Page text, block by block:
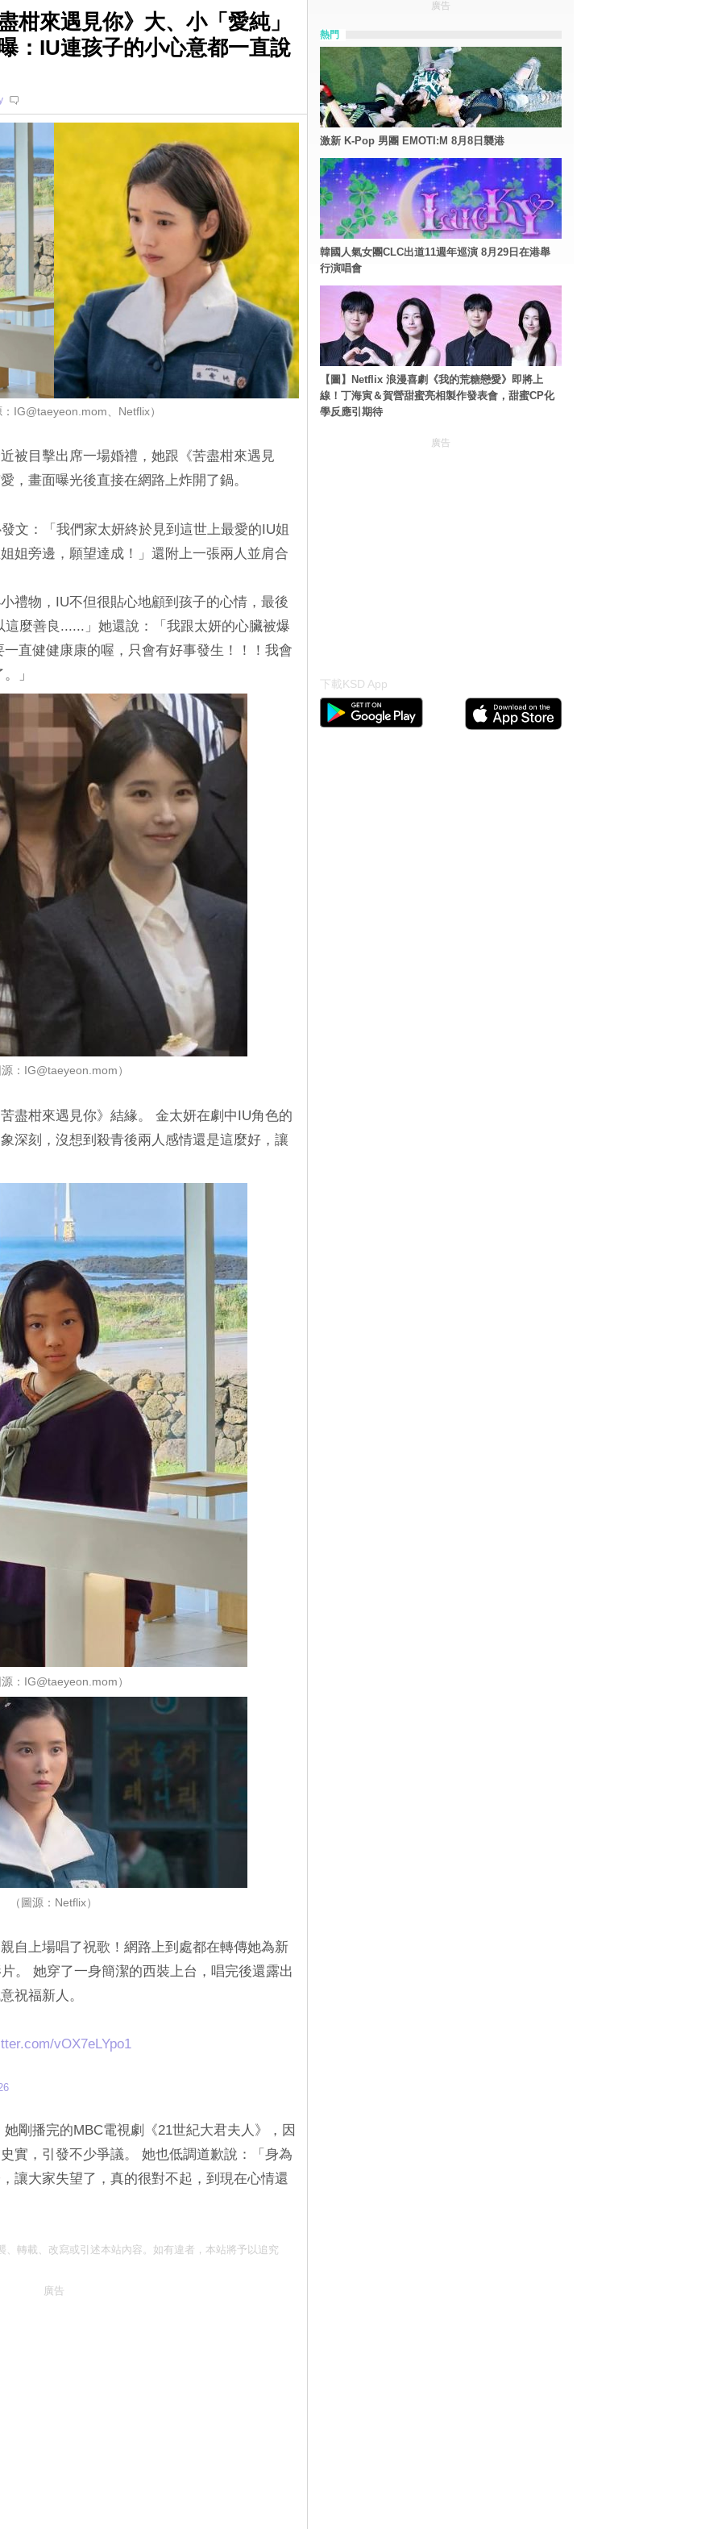
柑來遇見你》大、小「愛純」
：IU連孩子的小心意都一直說
IG@taeyeon.mom、Netflix）
被目擊出席一場婚禮，她跟《苦盡柑來遇見
，畫面曝光後直接在網路上炸開了鍋。
文：「我們家太妍終於見到這世上最愛的IU姐
姐旁邊，願望達成！」還附上一張兩人並肩合
禮物，IU不但很貼心地顧到孩子的心情，最後
麼善良......」她還說：「我跟太妍的心臟被爆
直健健康康的喔，只會有好事發生！！！我會
」
：IG@taeyeon.mom）
盡柑來遇見你》結緣。 金太妍在劇中IU角色的
深刻，沒想到殺青後兩人感情還是這麼好，讓
：IG@taeyeon.mom）
（圖源：Netflix）
自上場唱了祝歌！網路上到處都在轉傳她為新
。 她穿了一身簡潔的西裝上台，唱完後還露出
祝福新人。
vOX7eLYpo1
剛播完的MBC電視劇《21世紀大君夫人》，因
實，引發不少爭議。 她也低調道歉說：「身為
讓大家失望了，真的很對不起，到現在心情還
轉載、改寫或引述本站內容。如有違者，本站將予以追究
廣告
廣告
熱門
激新 K-Pop 男團 EMOTI:M 8月8日襲港
韓國人氣女團CLC出道11週年巡演 8月29日在港舉
行演唱會
【圖】Netflix 浪漫喜劇《我的荒糖戀愛》即將上
線！丁海寅＆賀營甜蜜亮相製作發表會，甜蜜CP化
學反應引期待
廣告
下載KSD App